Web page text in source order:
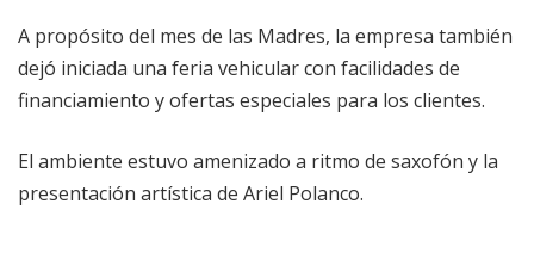
A propósito del mes de las Madres, la empresa también
dejó iniciada una feria vehicular con facilidades de
financiamiento y ofertas especiales para los clientes.
El ambiente estuvo amenizado a ritmo de saxofón y la
presentación artística de Ariel Polanco.